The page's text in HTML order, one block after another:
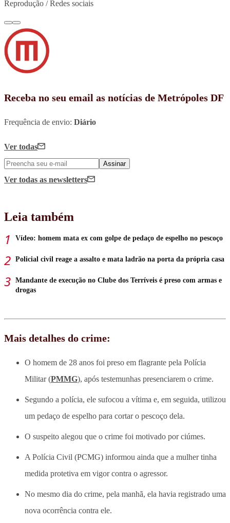
Reprodução / Redes sociais
Receba no seu email as notícias de Metrópoles DF
Frequência de envio: Diário
Ver todas
Assinar
Ver todas as newsletters
Leia também
Vídeo: homem mata ex com golpe de pedaço de espelho no pescoço
Policial civil reage a assalto e mata ladrão na porta da própria casa
Mandante de execução no Clube dos Terríveis é preso com armas e
drogas
Mais detalhes do crime:
O homem de 28 anos foi preso em flagrante pela Polícia
Militar (PMMG), após testemunhas presenciarem o crime.
Segundo a polícia, ele sufocou a vítima e, em seguida, utilizou
um pedaço de espelho para cortar o pescoço dela.
O suspeito alegou que o crime foi motivado por ciúmes.
A Polícia Civil (PCMG) informou ainda que a mulher tinha
medida protetiva em vigor contra o agressor.
No mesmo dia do crime, pela manhã, ela havia registrado uma
nova ocorrência contra ele.